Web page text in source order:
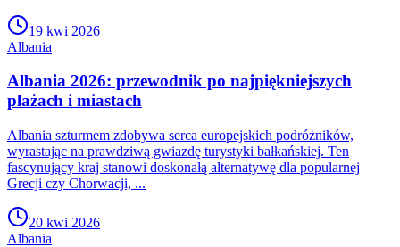
19 kwi 2026
Albania
Albania 2026: przewodnik po najpiękniejszych
plażach i miastach
Albania szturmem zdobywa serca europejskich podróżników,
wyrastając na prawdziwą gwiazdę turystyki bałkańskiej. Ten
fascynujący kraj stanowi doskonałą alternatywę dla popularnej
Grecji czy Chorwacji, ...
20 kwi 2026
Albania